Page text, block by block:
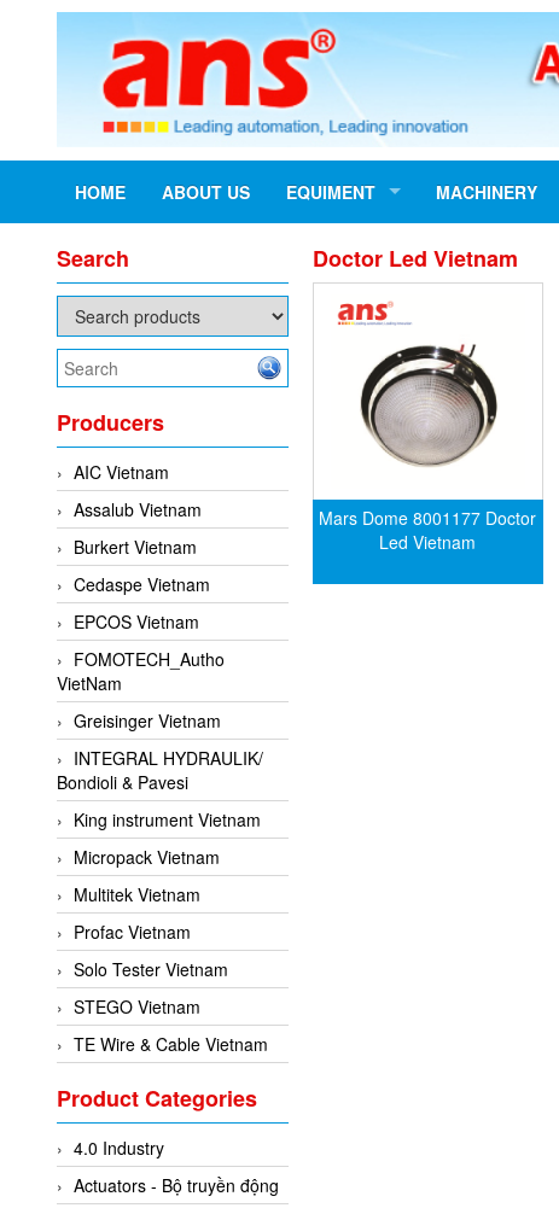
HOME ABOUT US EQUIMENT MACHINERY
Search
Producers
AIC Vietnam
Assalub Vietnam
Burkert Vietnam
Cedaspe Vietnam
EPCOS Vietnam
FOMOTECH_Autho
VietNam
Greisinger Vietnam
INTEGRAL HYDRAULIK/
Bondioli & Pavesi
King instrument Vietnam
Micropack Vietnam
Multitek Vietnam
Profac Vietnam
Solo Tester Vietnam
STEGO Vietnam
TE Wire & Cable Vietnam
Woodward Vietnam
3CTEST Vietnam
4B VietNam Vietnam
Product Categories
4.0 Industry
Actuators - Bộ truyền động
Doctor Led Vietnam
Mars Dome 8001177 Doctor
Led Vietnam